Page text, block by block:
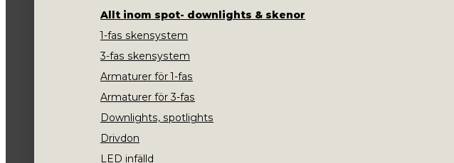
Allt inom spot- downlights & skenor
1-fas skensystem
3-fas skensystem
Armaturer för 1-fas
Armaturer för 3-fas
Downlights, spotlights
Drivdon
LED infälld